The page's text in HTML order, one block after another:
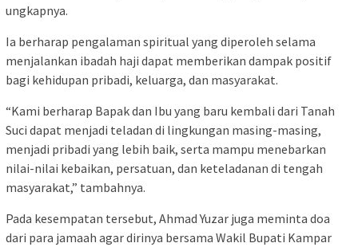
ungkapnya.
Ia berharap pengalaman spiritual yang diperoleh selama
menjalankan ibadah haji dapat memberikan dampak positif
bagi kehidupan pribadi, keluarga, dan masyarakat.
“Kami berharap Bapak dan Ibu yang baru kembali dari Tanah
Suci dapat menjadi teladan di lingkungan masing-masing,
menjadi pribadi yang lebih baik, serta mampu menebarkan
nilai-nilai kebaikan, persatuan, dan keteladanan di tengah
masyarakat,” tambahnya.
Pada kesempatan tersebut, Ahmad Yuzar juga meminta doa
dari para jamaah agar dirinya bersama Wakil Bupati Kampar